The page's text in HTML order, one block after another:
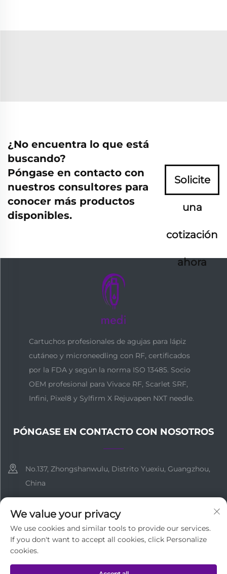
¿No encuentra lo que está
buscando?
Póngase en contacto con
nuestros consultores para
conocer más productos
disponibles.
Solicite
una
cotización
ahora
Cartuchos profesionales de agujas para lápiz
cutáneo y microneedling con RF, certificados
por la FDA y según la norma ISO 13485. Socio
OEM profesional para Vivace RF, Scarlet SRF,
Infini, Pixel8 y Sylfirm X Rejuvapen NXT needle.
PÓNGASE EN CONTACTO CON NOSOTROS
No.137, Zhongshanwulu, Distrito Yuexiu, Guangzhou,
China
[email protected]
Derechos de autor © Guangzhou Medi Technology Co.,Ltd
We value your privacy
We use cookies and similar tools to provide our services.
If you don't want to accept all cookies, click Personalize
cookies.